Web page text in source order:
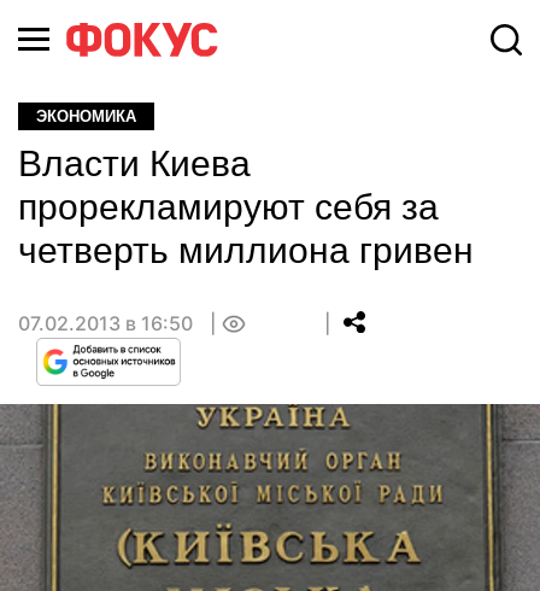
ЭКОНОМИКА
Власти Киева
прорекламируют себя за
четверть миллиона гривен
07.02.2013 в 16:50